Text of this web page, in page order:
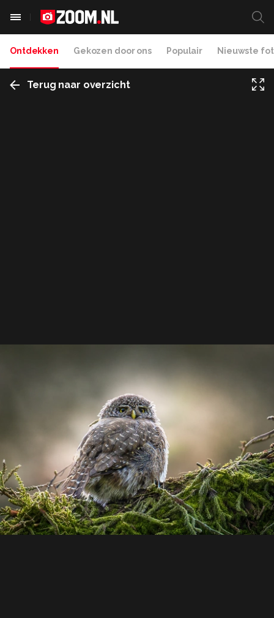
Ontdekken Gekozen door ons Populair Nieuwste
Terug naar overzicht